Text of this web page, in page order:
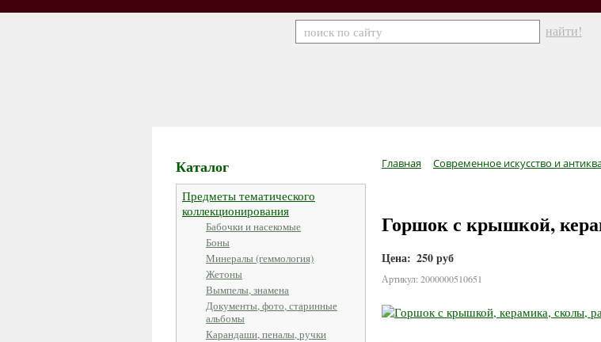
найти!
Каталог
Предметы тематического
коллекционирования
Бабочки и насекомые
Боны
Минералы (геммология)
Жетоны
Вымпелы, знамена
Документы, фото, старинные
альбомы
Карандаши, пеналы, ручки
Главная Современное искусство и
Горшок с крышкой,
Цена: 250 руб
Артикул: 2000000510651